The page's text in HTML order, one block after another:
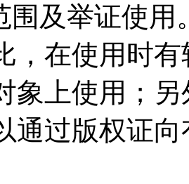
围及举证使
，在使用时
象上使用；
通过版权证